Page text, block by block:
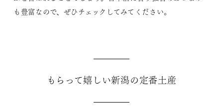
も豊富なので、ぜひチェックしてみてください。
もらって嬉しい新潟の定番土産